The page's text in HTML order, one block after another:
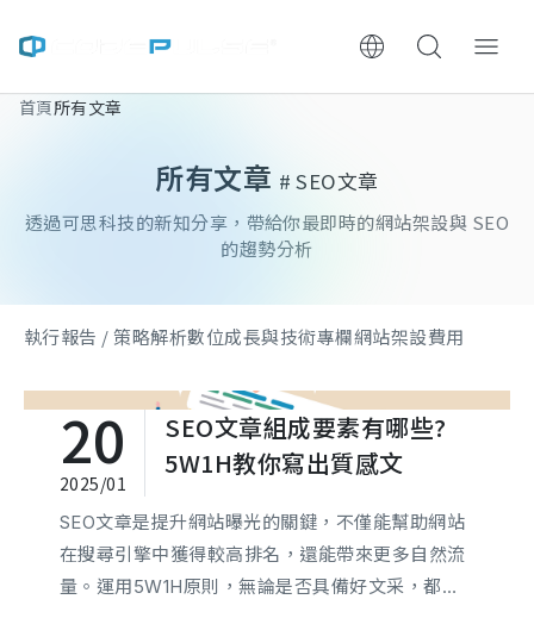
ChooWe AI仿生客服
執行報告 / 策略解析
數位成長與技術專欄
首頁所有文章
所有文章 # SEO文章
透過可思科技的新知分享，帶給你最即時的網站架設與 SEO
的趨勢分析
執行報告 / 策略解析數位成長與技術專欄網站架設費用
20
2025/01
SEO文章組成要素有哪些?
5W1H教你寫出質感文
SEO文章是提升網站曝光的關鍵，不僅能幫助網站
在搜尋引擎中獲得較高排名，還能帶來更多自然流
量。運用5W1H原則，無論是否具備好文采，都能